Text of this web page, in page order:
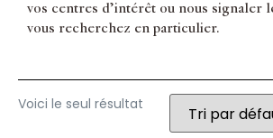
vos centres d’intérêt ou nous signaler
vous recherchez en particulier.
Voici le seul résultat